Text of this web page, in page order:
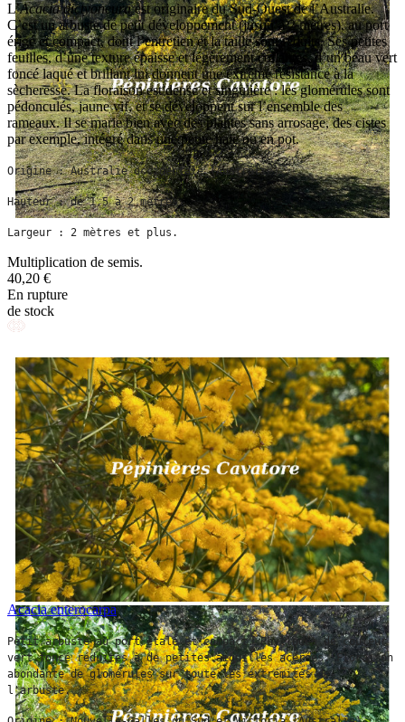
L’Acacia dictyoneuraest originaire du Sud-Ouest de l’Australie.
C’est un arbuste de petit développement (jusqu’à 2 mètres), au port
érigé et compact, dont l’entretien et la taille sont réduits. Ses petites
feuilles, d’une texture épaisse et légèrement collantes, d’un beau vert
foncé laqué et brillant lui donnent une extrême résistance à la
sècheresse. La floraison est dense et singulière : les glomérules sont
pédonculés, jaune vif, et se développent sur l’ensemble des
rameaux. Il se marie bien avec des plantes sans arrosage, des cistes
par exemple, intégré dans une petite haie ou en pot.
Origine : Australie occidentale (Australie).
Hauteur : de 1,5 à 2 mètres.
Largeur : 2 mètres et plus.
Multiplication de semis.
40,20 €
En rupture
de stock
Acacia enterocarpa
Petit arbuste au port étalé et compact. Phyllodes de couleur
vert foncé réduites à de petites aiguilles acérées. Floraison
abondante de glomérules sur toute les extrémités de
l'arbuste.